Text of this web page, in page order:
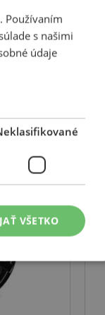
Používaním
s našimi
údaje
VŠETKO